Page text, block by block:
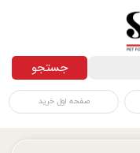
صفحه اول خرید
جستجو